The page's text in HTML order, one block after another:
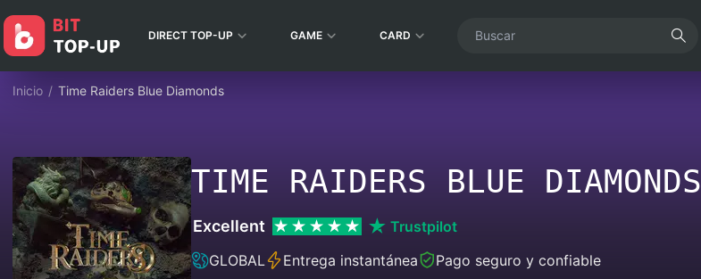
DIRECT TOP-UP GAME CARD
Inicio / Time Raiders Blue Diamonds
TIME RAIDERS BLUE DIAMONDS
Excellent
Trustpilot
GLOBAL
Entrega instantánea
Pago seguro y confiable